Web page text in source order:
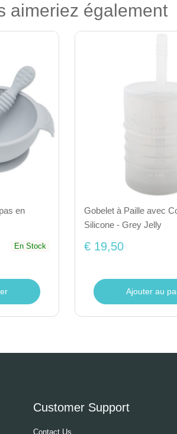
aimeriez également
en
En Stock
Gobelet à Paille avec
Silicone - Grey Jelly
€ 19,50
Ajouter au
Customer Support
Contact Us